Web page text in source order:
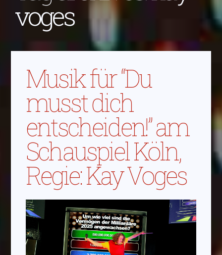
voges
Musik für “Du
musst dich
entscheiden!” am
Schauspiel Köln,
Regie: Kay Voges